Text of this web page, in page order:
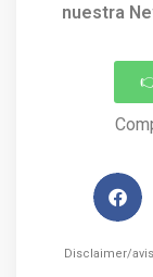
nuestra
Disclaimer/